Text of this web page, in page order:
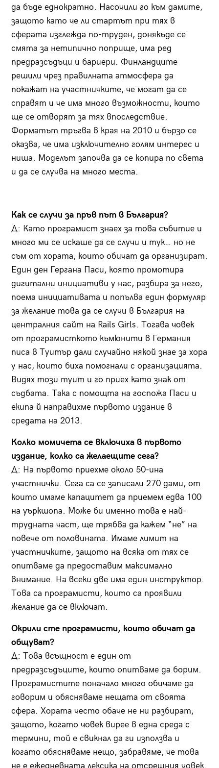
да бъде еднократно. Насочили го към дамите,
защото като че ли стартът при тях в
сферата изглежда по-труден, донякъде се
смята за нетипично поприще, има ред
предразсъдъци и бариери. Финландците
решили чрез правилната атмосфера да
покажат на участничките, че могат да се
справят и че има много възможности, които
ще се отворят за тях впоследствие.
Форматът тръгва в края на 2010 и бързо се
оказва, че има изключително голям интерес и
ниша. Моделът започва да се копира по света
и да се случва на много места.
Как се случи за пръв път в България?
Д: Като програмист знаех за това събитие и
много ми се искаше да се случи и тук… но не
съм от хората, които обичат да организират.
Един ден Гергана Паси, която промотира
дигитални инициативи у нас, разбира за него,
поема инициативата и попълва един формуляр
за желание това да се случи в България на
централния сайт на Rails Girls. Тогава човек
от програмисткото къмюнити в Германия
писа в Туитър дали случайно някой знае за хора
у нас, които биха помогнали с организацията.
Видях този туит и го приех като знак от
съдбата. Така с помощта на госпожа Паси и
екипа й направихме първото издание в
средата на 2013.
Колко момичета се включиха в първото
издание, колко са желаещите сега?
Д: На първото приехме около 50-ина
участнички. Сега са се записали 270 дами, от
които имаме капацитет да приемем едва 100
на уъркшопа. Може би именно това е най-
трудната част, ще трябва да кажем “не” на
повече от половината. Имаме лимит на
участничките, защото на всяка от тях се
опитваме да предоставим максимално
внимание. На всеки две има един инструктор.
Това са програмисти, които са проявили
желание да се включат.
Окрили сте програмисти, които обичат да
общуват?
Д: Това всъщност е един от
предразсъдъците, които опитваме да борим.
Програмистите поначало много обичаме да
говорим и обясняваме нещата от своята
сфера. Хората често обаче не ни разбират,
защото, когато човек вирее в една среда с
термини, той е свикнал да ги използва и
когато обясняваме нещо, забравяме, че това
не е ежедневната лексика на отсрещния човек.